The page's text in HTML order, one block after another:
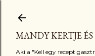
MANDY KERTJE
Aki a "Kell egy recept